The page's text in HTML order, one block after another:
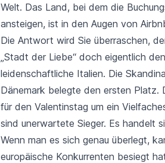
Welt. Das Land, bei dem die
ansteigen, ist in den Augen von
Die Antwort wird Sie überraschen,
„Stadt der Liebe“ doch eigentlich
leidenschaftliche Italien. Die
Dänemark belegte den ersten Platz.
für den Valentinstag um ein
sind unerwartete Sieger. Es handelt
Wenn man es sich genau überlegt,
europäische Konkurrenten besiegt